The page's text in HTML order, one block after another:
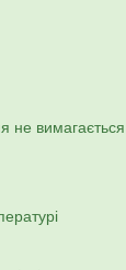
не вимагається